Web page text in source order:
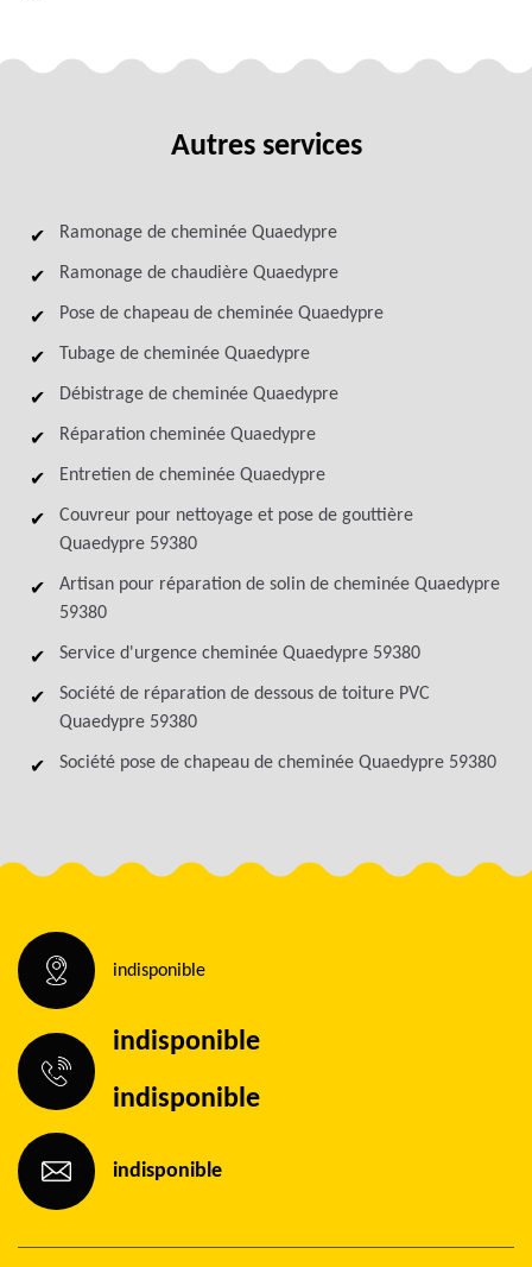
Autres services
Ramonage de cheminée Quaedypre
Ramonage de chaudière Quaedypre
Pose de chapeau de cheminée Quaedypre
Tubage de cheminée Quaedypre
Débistrage de cheminée Quaedypre
Réparation cheminée Quaedypre
Entretien de cheminée Quaedypre
Couvreur pour nettoyage et pose de gouttière
Quaedypre 59380
Artisan pour réparation de solin de cheminée Quaedypre
59380
Service d'urgence cheminée Quaedypre 59380
Société de réparation de dessous de toiture PVC
Quaedypre 59380
Société pose de chapeau de cheminée Quaedypre 59380
indisponible
indisponible
indisponible
indisponible